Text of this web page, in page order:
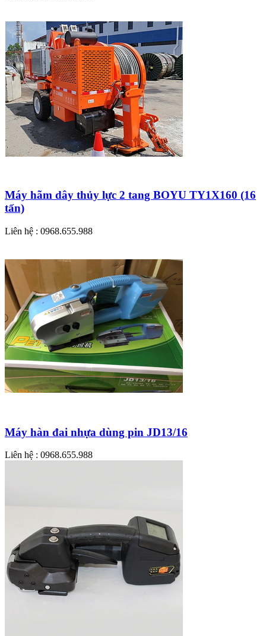
Máy hãm dây thủy lực 2 tang BOYU TY1X160 (16
tấn)
Liên hệ : 0968.655.988
Máy hàn đai nhựa dùng pin JD13/16
Liên hệ : 0968.655.988